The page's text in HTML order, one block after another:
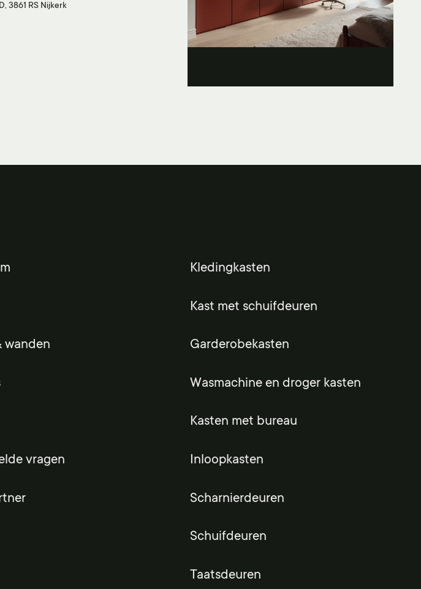
3861 RS Nijkerk
wanden
vragen
Kledingkasten
Kast met schuifdeuren
Garderobekasten
Wasmachine en droger kasten
Kasten met bureau
Inloopkasten
Scharnierdeuren
Schuifdeuren
Taatsdeuren